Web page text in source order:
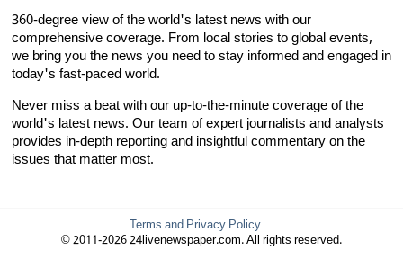
360-degree view of the world's latest news with our
comprehensive coverage. From local stories to global events,
we bring you the news you need to stay informed and engaged in
today's fast-paced world.
Never miss a beat with our up-to-the-minute coverage of the
world's latest news. Our team of expert journalists and analysts
provides in-depth reporting and insightful commentary on the
issues that matter most.
Terms and Privacy Policy
© 2011-2026 24livenewspaper.com. All rights reserved.